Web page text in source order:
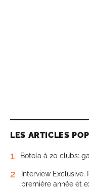
LES ARTICLES
1 Botola à 20 clubs:
2
Interview
première année et